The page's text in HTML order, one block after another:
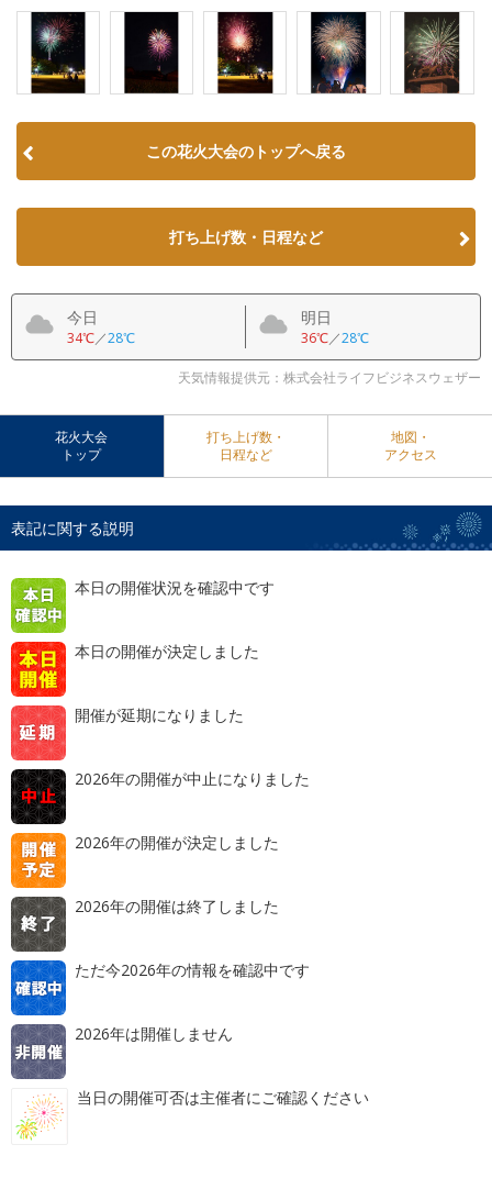
この花火大会のトップへ戻る
打ち上げ数・日程など
今日
34℃／28℃
明日
36℃／28℃
天気情報提供元：株式会社ライフビジネスウェザー
花火大会
トップ
打ち上げ数・
日程など
地図・
アクセス
表記に関する説明
本日の開催状況を確認中です
本日の開催が決定しました
開催が延期になりました
2026年の開催が中止になりました
2026年の開催が決定しました
2026年の開催は終了しました
ただ今2026年の情報を確認中です
2026年は開催しません
当日の開催可否は主催者にご確認ください